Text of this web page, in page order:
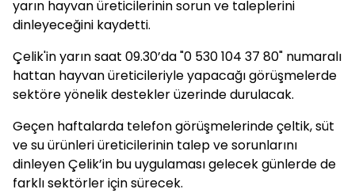
yarın hayvan üreticilerinin sorun ve taleplerini
dinleyeceğini kaydetti.
Çelik'in yarın saat 09.30’da "0 530 104 37 80" numaralı
hattan hayvan üreticileriyle yapacağı görüşmelerde
sektöre yönelik destekler üzerinde durulacak.
Geçen haftalarda telefon görüşmelerinde çeltik, süt
ve su ürünleri üreticilerinin talep ve sorunlarını
dinleyen Çelik’in bu uygulaması gelecek günlerde de
farklı sektörler için sürecek.